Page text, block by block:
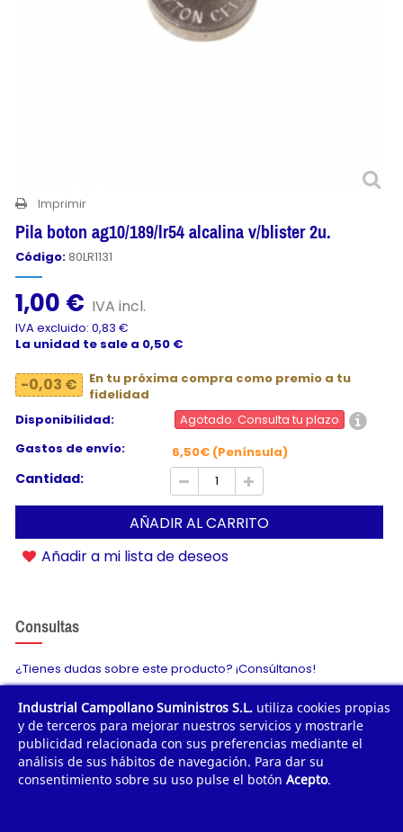
Imprimir
Pila boton ag10/189/lr54 alcalina v/blister 2u.
Código: 80LR1131
1,00 € IVA incl.
IVA excluido: 0,83 €
La unidad te sale a 0,50 €
-0,03 €
En tu próxima compra como premio a tu
fidelidad
Disponibilidad:
Agotado. Consulta tu plazo
Gastos de envío:
6,50€ (Península)
Cantidad:
AÑADIR AL CARRITO
Añadir a mi lista de deseos
Consultas
¿Tienes dudas sobre este producto? ¡Consúltanos!
Envíanos tu consulta
Industrial Campollano Suministros S.L. utiliza cookies propias
y de terceros para mejorar nuestros servicios y mostrarle
publicidad relacionada con sus preferencias mediante el
análisis de sus hábitos de navegación. Para dar su
consentimiento sobre su uso pulse el botón Acepto.